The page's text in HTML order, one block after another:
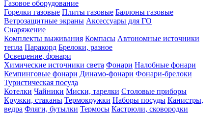
Газовое оборудование
Горелки газовые Плиты газовые Баллоны газовые
Ветрозащитные экраны Аксессуары для ГО
Снаряжение
Комплекты выживания Компасы Автономные источники
тепла Паракорд Брелоки, разное
Освещение, фонари
Химические источники света Фонари Налобные фонари
Кемпинговые фонари Динамо-фонари Фонари-брелоки
Туристическая посуда
Котелки Чайники Миски, тарелки Столовые приборы
Кружки, стаканы Термокружки Наборы посуды Канистры,
ведра Фляги, бутылки Термосы Кастрюли, сковородки